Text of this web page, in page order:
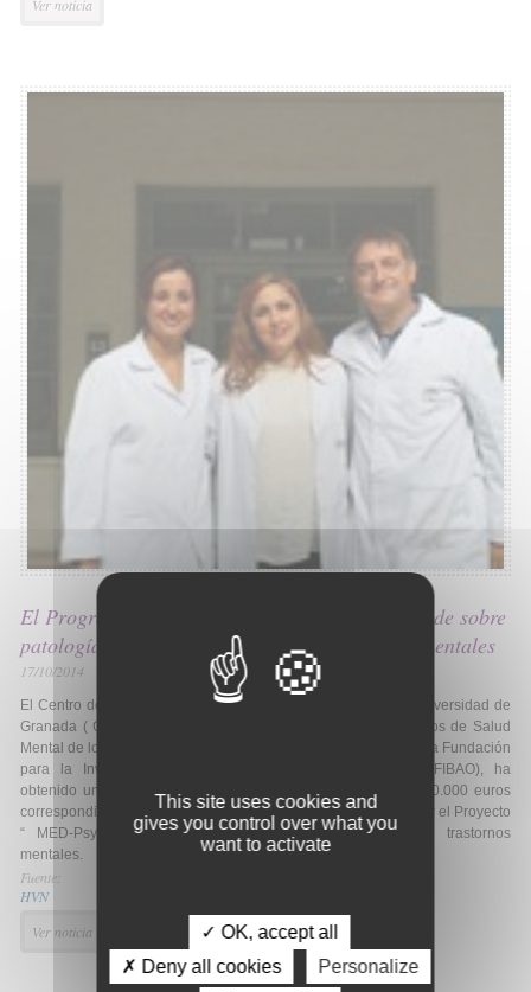
Ver noticia
El Programa Marie Curie financia un proyecto de sobre
patologías físicas en pacientes con trastornos mentales
17/10/2014
El Centro de Investigaciones Biomédicas de Salud Mental- Universidad de
Granada ( CIBERSAM-UGR), vinculado a la Unidad Intercentros de Salud
Mental de los Hospitales San Cecilio y Virgen de las Nieve y a la Fundación
para la Investigación Biosanitaria de Andalucía Oriental (FIBAO), ha
obtenido una beca del Programa Marie Curie dotada con 210.000 euros
correspondiente al VII Programa Marco de la Unión Europea por el Proyecto
“ MED-Psych” sobre patologías físicas en pacientes con trastornos
mentales.
Fuente:
HVN
Ver noticia
This site uses cookies and
gives you control over what you
want to activate
✓ OK, accept all
✗ Deny all cookies
Personalize